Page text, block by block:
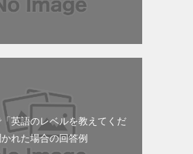
英語のレベルを教えてくだ
れた場合の回答例